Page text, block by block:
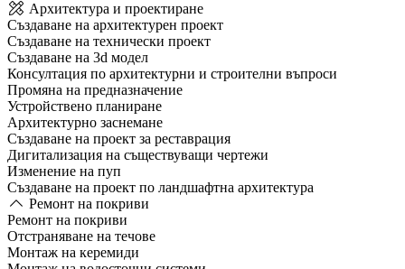
Архитектура и проектиране
Създаване на архитектурен проект
Създаване на технически проект
Създаване на 3d модел
Консултация по архитектурни и строителни въпроси
Промяна на предназначение
Устройствено планиране
Архитектурно заснемане
Създаване на проект за реставрация
Дигитализация на съществуващи чертежи
Изменение на пуп
Създаване на проект по ландшафтна архитектура
Ремонт на покриви
Ремонт на покриви
Отстраняване на течове
Монтаж на керемиди